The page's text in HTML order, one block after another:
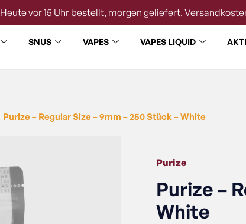
Heute vor 15 Uhr bestellt, morgen geliefert.
SNUS VAPES VAPES LIQUID
Purize – Regular Size – 9mm – 250 Stück – White
Purize
Purize –
White